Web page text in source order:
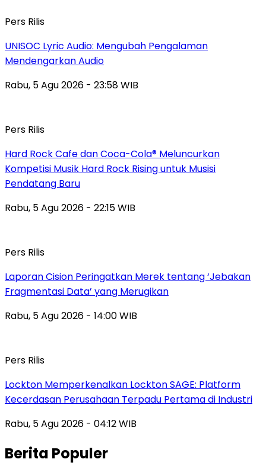
Pers Rilis
UNISOC Lyric Audio: Mengubah Pengalaman
Mendengarkan Audio
Rabu, 5 Agu 2026 - 23:58 WIB
Pers Rilis
Hard Rock Cafe dan Coca-Cola® Meluncurkan
Kompetisi Musik Hard Rock Rising untuk Musisi
Pendatang Baru
Rabu, 5 Agu 2026 - 22:15 WIB
Pers Rilis
Laporan Cision Peringatkan Merek tentang ‘Jebakan
Fragmentasi Data’ yang Merugikan
Rabu, 5 Agu 2026 - 14:00 WIB
Pers Rilis
Lockton Memperkenalkan Lockton SAGE: Platform
Kecerdasan Perusahaan Terpadu Pertama di Industri
Rabu, 5 Agu 2026 - 04:12 WIB
Berita Populer